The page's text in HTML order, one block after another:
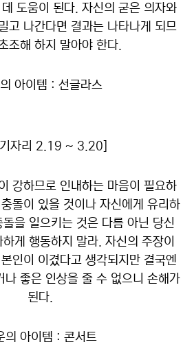
도움이 된다. 자신의 굳은 의자와
고 나간다면 결과는 나타나게 되므
조해 하지 말아야 한다.
아이템 : 선글라스
기자리 2.19 ~ 3.20]
강하므로 인내하는 마음이 필요하
돌이 있을 것이나 자신에게 유리하
을 일으키는 것은 다름 아닌 당신
게 행동하지 말라. 자신의 주장이
인이 이겼다고 생각되지만 결국엔
나 좋은 인상을 줄 수 없으니 손해가
된다.
의 아이템 : 콘서트